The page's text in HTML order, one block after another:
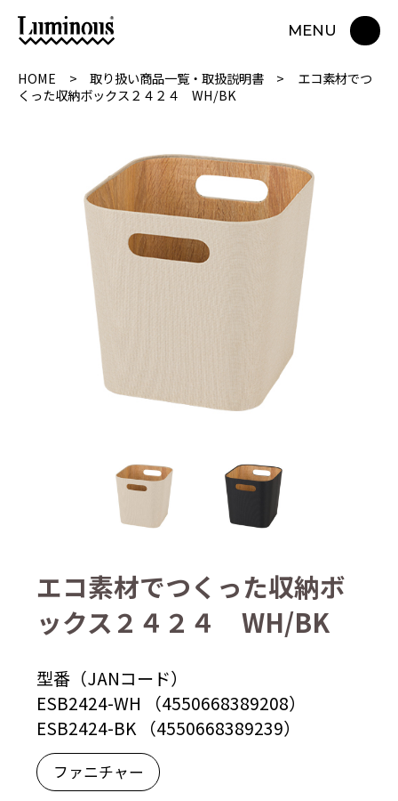
MENU
HOME 取り扱い商品一覧・取扱説明書
エコ素材でつ
くった収納ボックス２４２４ WH/BK
エコ素材でつくった収納ボ
ックス２４２４ WH/BK
型番（JANコード）
ESB2424-WH （4550668389208）
ESB2424-BK （4550668389239）
ファニチャー